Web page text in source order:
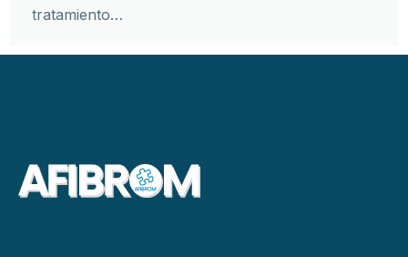
tratamiento…